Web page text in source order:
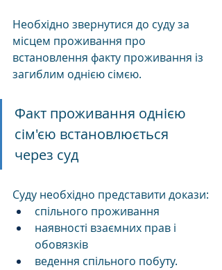
Необхідно звернутися до суду за
місцем проживання про
встановлення факту проживання із
загиблим однією сімєю.
Факт проживання однією
сім'єю встановлюється
через суд
Суду необхідно представити докази:
спільного проживання
наявності взаємних прав і
обовязків
ведення спільного побуту.